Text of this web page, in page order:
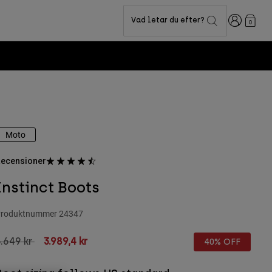
Vad letar du efter? Login0
Moto
Boots
24347
reduced from
krto3.989,4 kr 40% OFF